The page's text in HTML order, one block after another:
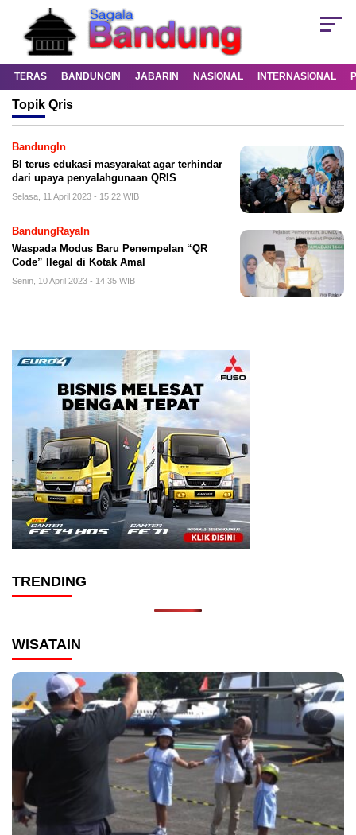
TERAS BANDUNGIN JABARIN NASIONAL INTERNASIONAL
Topik Qris
BandungIn
BI terus edukasi masyarakat agar terhindar
dari upaya penyalahgunaan QRIS
Selasa, 11 April 2023 - 15:22 WIB
BandungRayaIn
Waspada Modus Baru Penempelan “QR
Code” Ilegal di Kotak Amal
Senin, 10 April 2023 - 14:35 WIB
TRENDING
WISATAIN